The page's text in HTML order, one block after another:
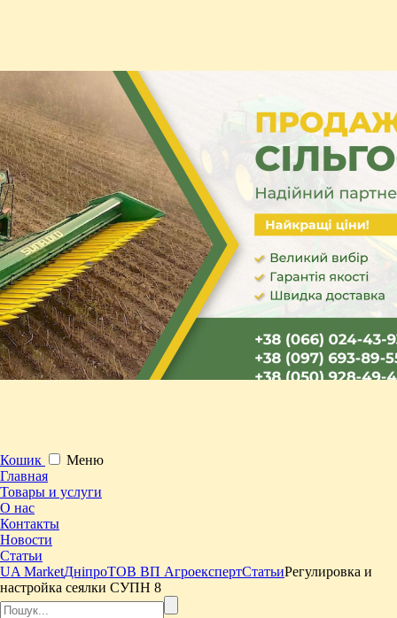
Кошик
Меню
Главная
Товары и услуги
О нас
Контакты
Новости
Статьи
UA MarketДніпроТОВ ВП АгроекспертСтатьиРегулировка и
настройка сеялки СУПН 8